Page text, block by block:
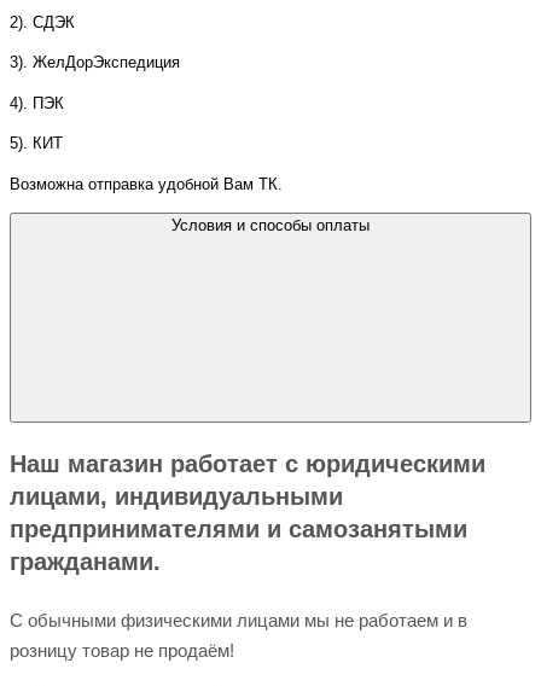
2). СДЭК
3). ЖелДорЭкспедиция
4). ПЭК
5). КИТ
Возможна отправка удобной Вам ТК.
Условия и способы оплаты
Наш магазин работает с юридическими
лицами, индивидуальными
предпринимателями и самозанятыми
гражданами.
С обычными физическими лицами мы не работаем и в
розницу товар не продаём!